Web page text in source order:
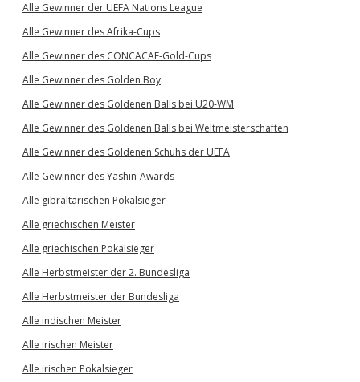
Alle Gewinner der UEFA Nations League
Alle Gewinner des Afrika-Cups
Alle Gewinner des CONCACAF-Gold-Cups
Alle Gewinner des Golden Boy
Alle Gewinner des Goldenen Balls bei U20-WM
Alle Gewinner des Goldenen Balls bei Weltmeisterschaften
Alle Gewinner des Goldenen Schuhs der UEFA
Alle Gewinner des Yashin-Awards
Alle gibraltarischen Pokalsieger
Alle griechischen Meister
Alle griechischen Pokalsieger
Alle Herbstmeister der 2. Bundesliga
Alle Herbstmeister der Bundesliga
Alle indischen Meister
Alle irischen Meister
Alle irischen Pokalsieger